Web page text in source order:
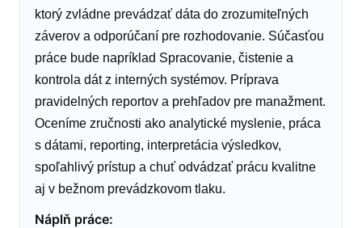
ktorý zvládne prevádzať dáta do zrozumiteľných
záverov a odporúčaní pre rozhodovanie. Súčasťou
práce bude napríklad Spracovanie, čistenie a
kontrola dát z interných systémov. Príprava
pravidelných reportov a prehľadov pre manažment.
Oceníme zručnosti ako analytické myslenie, práca
s dátami, reporting, interpretácia výsledkov,
spoľahlivý prístup a chuť odvádzať prácu kvalitne
aj v bežnom prevádzkovom tlaku.
Náplň práce: